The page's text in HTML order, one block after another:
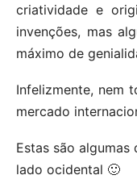
criatividade e
invenções, mas
máximo de
Infelizmente, nem
mercado
Estas são
lado ocidental 🙂